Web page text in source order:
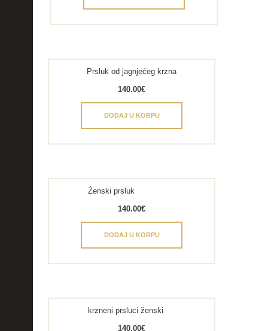
Prsluk od jagnjećeg krzna
140.00€
DODAJ U KORPU
Ženski prsluk
140.00€
DODAJ U KORPU
krzneni prsluci ženski
140.00€